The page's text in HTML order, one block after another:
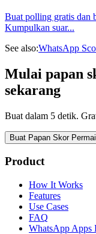
Buat polling gratis dan
Kumpulkan suar...
See also:WhatsApp
Mulai papan
sekarang
Buat dalam 5 detik.
Buat Papan Skor
Product
How It Works
Features
Use Cases
FAQ
WhatsApp Apps